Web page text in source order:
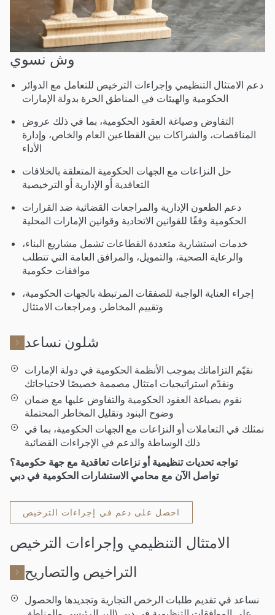
وش نسوي
دعم الامتثال التنظيمي وإجراءات الترخيص للتعامل مع الدوائر
الحكومية والهيئات في المناطق الحرة بدولة الإمارات
التفاوض وصياغة العقود الحكومية، بما في ذلك عروض
المناقصات، والشراكات بين القطاعين العام والخاص، وإدارة
الأداء
حل النزاعات مع الجهات الحكومية المتعلقة بالخلافات
التعاقدية أو الإدارية أو الترخيصية
دعم الطعون الإدارية والمراجعات القضائية ضد القرارات
الحكومية وفقًا للقوانين الاتحادية وقوانين الإمارات المحلية
خدمات استشارية متعددة القطاعات تشمل مشاريع البناء،
والرعاية الصحية، والتمويل، والمرافق العامة التي تتطلب
موافقات حكومية
إجراء العناية الواجبة للصفقات المرتبطة بالجهات الحكومية،
وتقييم المخاطر، ومراجعات الامتثال
شلون نساعد
نقيّم التزاماتك بموجب الأنظمة الحكومية في دولة الإمارات
ونقدّم استراتيجيات امتثال مصممة خصيصًا لاحتياجاتك
نقوم بصياغة العقود الحكومية والتفاوض عليها مع ضمان
وضوح البنود وتقليل المخاطر المحتملة
نمثلك في التعاملات أو النزاعات مع الجهات الحكومية، بما في
ذلك الوساطة والدعم في الإجراءات القضائية
تواجه تحديات تنظيمية أو نزاعات تعاقدية مع جهة حكومية؟
تواصل الآن مع محامي الاستشارات الحكومية في دبي
احصل على دعم في إجراءات الترخيص
الامتثال التنظيمي وإجراءات الترخيص
التراخيص والتصاريح
نساعد في تقديم طلبات الرخص التجارية وتجديدها والحصول